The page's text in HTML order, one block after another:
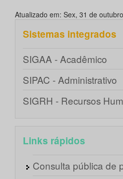
Atualizado em: Sex, 31 de
Sistemas integrados
SIGAA - Acadêmico
SIPAC - Administrativo
SIGRH - Recursos
Links rápidos
Consulta pública de